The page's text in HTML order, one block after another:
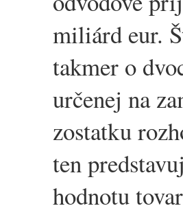
miliárd eur.
takmer o
určenej na
zostatku
ten
hodnotu